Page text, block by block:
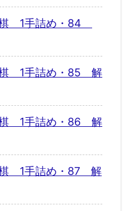
棋 1手詰め・84
棋 1手詰め・85 解
棋 1手詰め・86 解
棋 1手詰め・87 解